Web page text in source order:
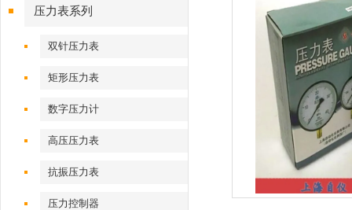
压力表系列
双针压力表
矩形压力表
数字压力计
高压压力表
抗振压力表
压力控制器